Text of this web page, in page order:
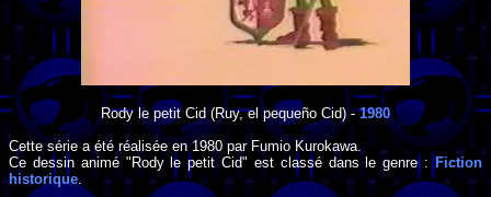
Rody le petit Cid(Ruy, el pequeño Cid) -1980
Cette série a été réalisée en1980 parFumio Kurokawa.
Ce dessin animé "Rody le petit Cid" est classé dans le genre :Fiction
historique.